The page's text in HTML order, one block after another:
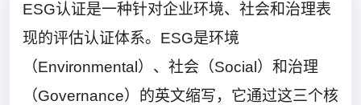
ESG认证是一种针对企业环境、社会和治理表
现的评估认证体系。ESG是环境
（Environmental）、社会（Social）和治理
（Governance）的英文缩写，它通过这三个核